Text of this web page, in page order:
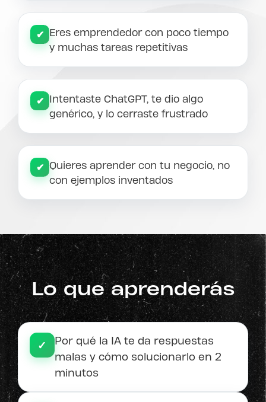
✔ Eres emprendedor con poco tiempo
y muchas tareas repetitivas
✔ Intentaste ChatGPT, te dio algo
genérico, y lo cerraste frustrado
✔ Quieres aprender con tu negocio, no
con ejemplos inventados
Lo que aprenderás
✓
Por qué la IA te da respuestas
malas y cómo solucionarlo en 2
minutos